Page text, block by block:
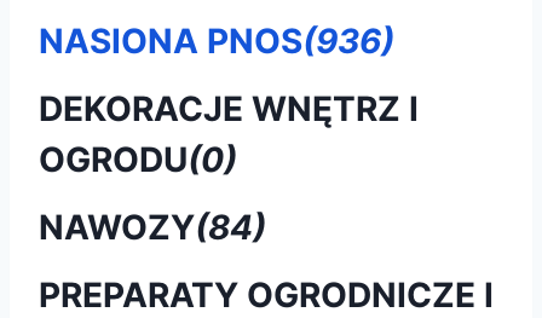
NASIONA PNOS(936)
DEKORACJE WNĘTRZ I
OGRODU(0)
NAWOZY(84)
PREPARATY OGRODNICZE I